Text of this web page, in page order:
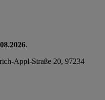
.
Appl-Straße 20, 97234